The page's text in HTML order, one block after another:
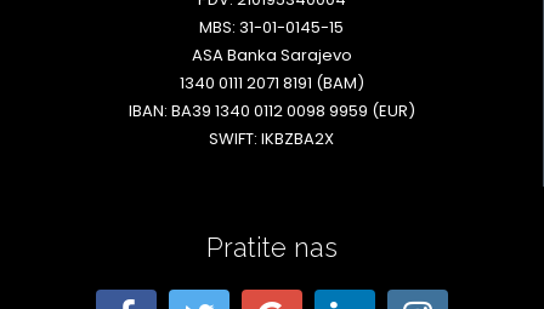
MBS: 31-01-0145-15
ASA Banka Sarajevo
1340 0111 2071 8191 (BAM)
IBAN: BA39 1340 0112 0098 9959 (EUR)
SWIFT: IKBZBA2X
Pratite nas